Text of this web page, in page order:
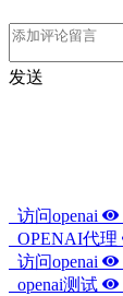
发送
访问openai
OPENAI代理
访问openai
openai测试